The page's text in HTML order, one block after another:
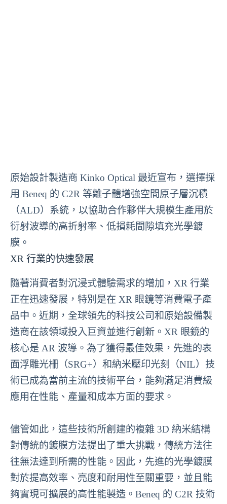
原始設計製造商 Kinko Optical 最近宣布，選擇採
用 Beneq 的 C2R 等離子體增強空間原子層沉積
（ALD）系統，以協助合作夥伴大規模生產用於
衍射波導的高折射率、低損耗間隙填充光學鍍
膜。
XR 行業的快速發展
隨著消費者對沉浸式體驗需求的增加，XR 行業
正在迅速發展，特別是在 XR 眼鏡等消費電子產
品中。近期，全球領先的科技公司和原始設備製
造商在該領域投入巨資並進行創新。XR 眼鏡的
核心是 AR 波導。為了獲得最佳效果，先進的表
面浮雕光柵（SRG+）和納米壓印光刻（NIL）技
術已成為當前主流的技術平台，能夠滿足消費級
應用在性能、產量和成本方面的要求。
儘管如此，這些技術所創建的複雜 3D 納米結構
對傳統的鍍膜方法提出了重大挑戰，傳統方法往
往無法達到所需的性能。因此，先進的光學鍍膜
對於提高效率、亮度和耐用性至關重要，並且能
夠實現可擴展的高性能製造。Beneq 的 C2R 技術